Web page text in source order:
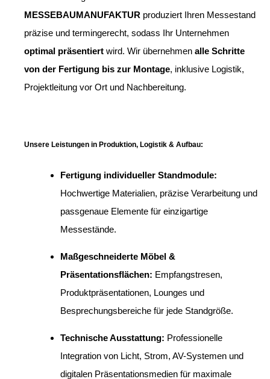
MESSEBAUMANUFAKTUR produziert Ihren Messestand
präzise und termingerecht, sodass Ihr Unternehmen
optimal präsentiert wird. Wir übernehmen alle Schritte
von der Fertigung bis zur Montage, inklusive Logistik,
Projektleitung vor Ort und Nachbereitung.
Unsere Leistungen in Produktion, Logistik & Aufbau:
Fertigung individueller Standmodule:
Hochwertige Materialien, präzise Verarbeitung und
passgenaue Elemente für einzigartige
Messestände.
Maßgeschneiderte Möbel &
Präsentationsflächen: Empfangstresen,
Produktpräsentationen, Lounges und
Besprechungsbereiche für jede Standgröße.
Technische Ausstattung: Professionelle
Integration von Licht, Strom, AV-Systemen und
digitalen Präsentationsmedien für maximale